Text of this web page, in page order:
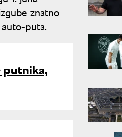
znatno
puta.
putnika,